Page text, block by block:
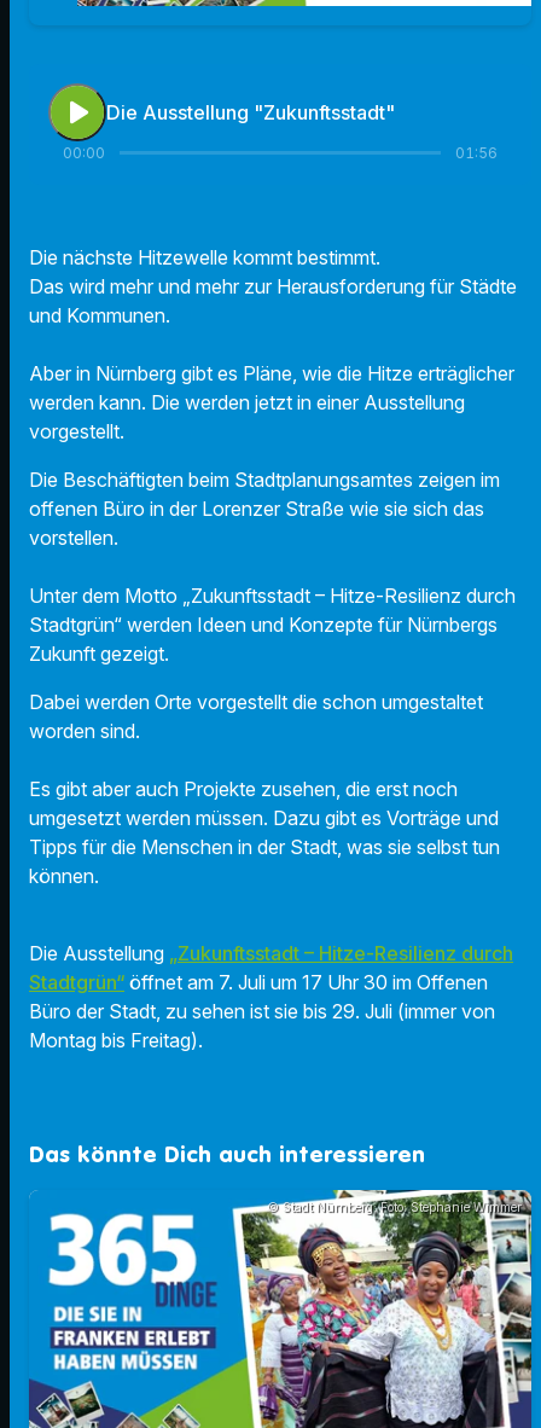
play_arrow Die Ausstellung "Zukunftsstadt"
00:00 01:56
Die nächste Hitzewelle kommt bestimmt.
Das wird mehr und mehr zur Herausforderung für Städte
und Kommunen.
Aber in Nürnberg gibt es Pläne, wie die Hitze erträglicher
werden kann. Die werden jetzt in einer Ausstellung
vorgestellt.
Die Beschäftigten beim Stadtplanungsamtes zeigen im
offenen Büro in der Lorenzer Straße wie sie sich das
vorstellen.
Unter dem Motto „Zukunftsstadt – Hitze-Resilienz durch
Stadtgrün“ werden Ideen und Konzepte für Nürnbergs
Zukunft gezeigt.
Dabei werden Orte vorgestellt die schon umgestaltet
worden sind.
Es gibt aber auch Projekte zusehen, die erst noch
umgesetzt werden müssen. Dazu gibt es Vorträge und
Tipps für die Menschen in der Stadt, was sie selbst tun
können.
Die Ausstellung „Zukunftsstadt – Hitze-Resilienz durch
Stadtgrün“ öffnet am 7. Juli um 17 Uhr 30 im Offenen
Büro der Stadt, zu sehen ist sie bis 29. Juli (immer von
Montag bis Freitag).
Das könnte Dich auch interessieren
© Stadt Nürnberg; Foto: Stephanie Wimmer